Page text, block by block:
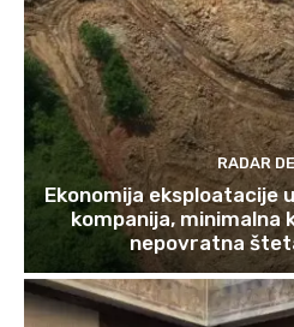
RADAR
Ekonomija eksploatacije
kompanija, minimalna
nepovratna